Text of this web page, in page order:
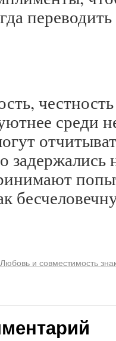
среди
задержались
Любовь и совместимость